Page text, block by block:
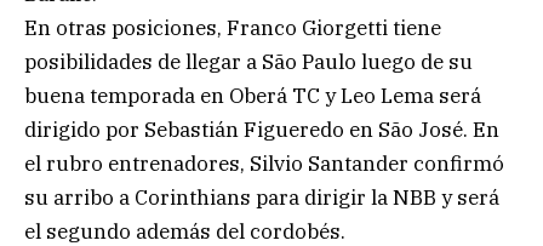
En otras posiciones, Franco Giorgetti tiene
posibilidades de llegar a São Paulo luego de su
buena temporada en Oberá TC y Leo Lema será
dirigido por Sebastián Figueredo en São José. En
el rubro entrenadores, Silvio Santander confirmó
su arribo a Corinthians para dirigir la NBB y será
el segundo además del cordobés.